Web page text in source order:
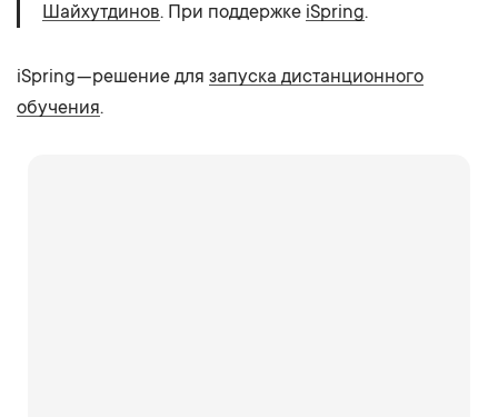
Шайхутдинов. При поддержке iSpring.
iSpring — решение для запуска дистанционного
обучения.